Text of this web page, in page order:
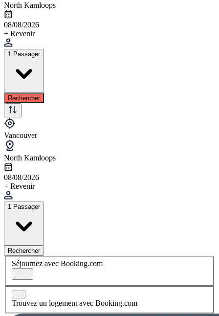
North Kamloops
08/08/2026
+ Revenir
1 Passager
Rechercher
Vancouver
North Kamloops
08/08/2026
+ Revenir
1 Passager
Rechercher
Séjournez avec Booking.com
Trouvez un logement avec Booking.com